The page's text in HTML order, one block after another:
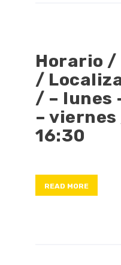
Horario /
/
/ – lunes
– viernes
16:30
READ MORE